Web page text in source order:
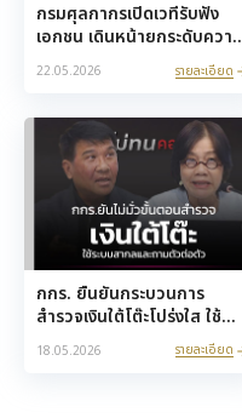
กรมศุลกากรเปิดเวทีรับฟัง
เอกชน เดินหน้ายกระดับความ
โปร่งใส ร่วมป้องกันการทุจริต
22.05.2026 รายละเอียด
กกร. ยืนยันกระบวนการ
สำรวจเงินใต้โต๊ะโปร่งใส ใช้
มาตรฐานสากลและสัมภาษณ์
เชิงลึกแบบตัวต่อตัว
18.05.2026 รายละเอียด